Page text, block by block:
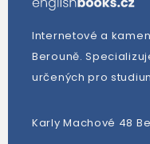
Internetové a
Berouně.
určených pro
Karly Machové 48